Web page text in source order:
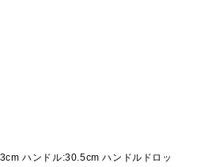
ハンドル:30.5cm ハンドルドロッ